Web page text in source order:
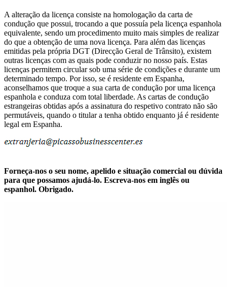
A alteração da licença consiste na homologação da carta de
condução que possui, trocando a que possuía pela licença espanhola
equivalente, sendo um procedimento muito mais simples de realizar
do que a obtenção de uma nova licença. Para além das licenças
emitidas pela própria DGT (Direcção Geral de Trânsito), existem
outras licenças com as quais pode conduzir no nosso país. Estas
licenças permitem circular sob uma série de condições e durante um
determinado tempo. Por isso, se é residente em Espanha,
aconselhamos que troque a sua carta de condução por uma licença
espanhola e conduza com total liberdade. As cartas de condução
estrangeiras obtidas após a assinatura do respetivo contrato não são
permutáveis, quando o titular a tenha obtido enquanto já é residente
legal em Espanha.
Forneça-nos o seu nome, apelido e situação comercial ou dúvida
para que possamos ajudá-lo. Escreva-nos em inglês ou
espanhol. Obrigado.